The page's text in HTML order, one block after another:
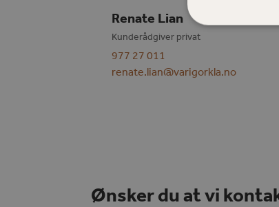
Renate Lian
Kunderådgiver privat
977 27 011
renate.lian@varigorkla.no
Ønsker du at vi